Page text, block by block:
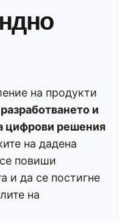
на продукти
разработването и
цифрови решения
на дадена
повиши
и да се постигне
на